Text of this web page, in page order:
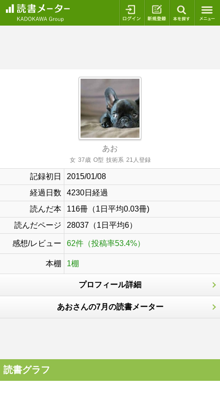
ログイン 新規登録
あお
女 37歳 O型 技術系 21人登録
記録初日
2015/01/08
経過日数
4230日経過
読んだ本
116冊（1日平均0.03冊)
読んだページ
28037（1日平均6）
感想/レビュー 62件（投稿率53.4%）
本棚 1棚
プロフィール詳細
あおさんの7月の読書メーター
読書グラフ